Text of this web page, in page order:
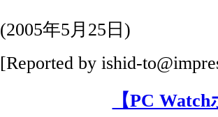
(2005年5月25日 )
[Reported by ishid-
【PC